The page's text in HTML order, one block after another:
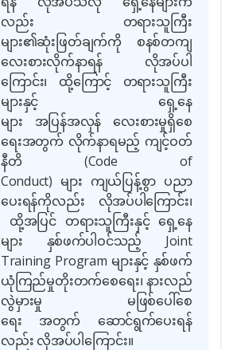
လည်း တရားသူကြီး
များ၏ဆုံးဖြတ်ချက်ကို စနစ်တကျ
လေးစားလိုက်နာရန် လိုအပ်ပါ
ကြောင်း၊ ထို့ကြောင့် တရားသူကြီး
များနှင့် ရှေ့နေ
များ အပြန်အလှန် လေးစားမှုရှိစေ
ရေးအတွက် လိုက်နာရမည့် ကျင့်ဝတ်
နီတိ (Code of
Conduct) များ ကျယ်ပြန့်စွာ ပညာ
ပေးရန်ကိုလည်း လိုအပ်ပါကြောင်း၊
ထို့အပြင် တရားသူကြီးနှင့် ရှေ့နေ
များ နှစ်ဖက်ပါဝင်သည့် Joint
Training Program များနှင့် နှစ်ဖက်
ယုံကြည်မှုတိုးတက်စေရေး၊ နားလည်
လွဲမှားမှု မဖြစ်ပေါ်စေ
ရေး အတွက် ဆောင်ရွက်ပေးရန်
လည်း လိုအပ်ပါကြောင်း။